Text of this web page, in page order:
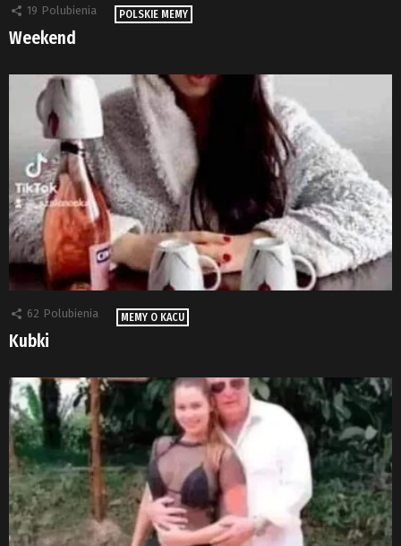
19 Polubienia POLSKIE MEMY
Weekend
62 Polubienia MEMY O KACU
Kubki